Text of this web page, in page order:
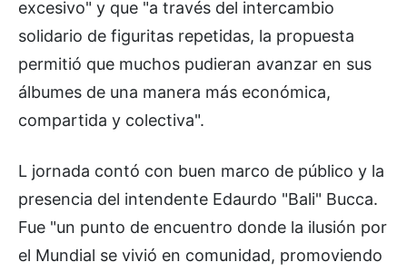
excesivo" y que "a través del intercambio
solidario de figuritas repetidas, la propuesta
permitió que muchos pudieran avanzar en sus
álbumes de una manera más económica,
compartida y colectiva".
L jornada contó con buen marco de público y la
presencia del intendente Edaurdo "Bali" Bucca.
Fue "un punto de encuentro donde la ilusión por
el Mundial se vivió en comunidad, promoviendo